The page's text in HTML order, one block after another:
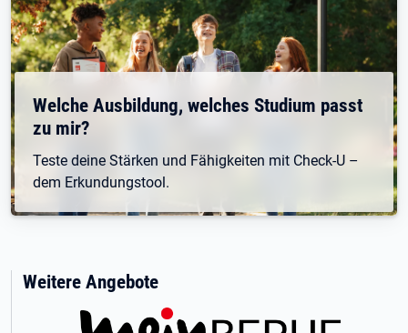
Welche Ausbildung, welches Studium passt
zu mir?
Teste deine Stärken und Fähigkeiten mit Check-U –
dem Erkundungstool.
Weitere Angebote